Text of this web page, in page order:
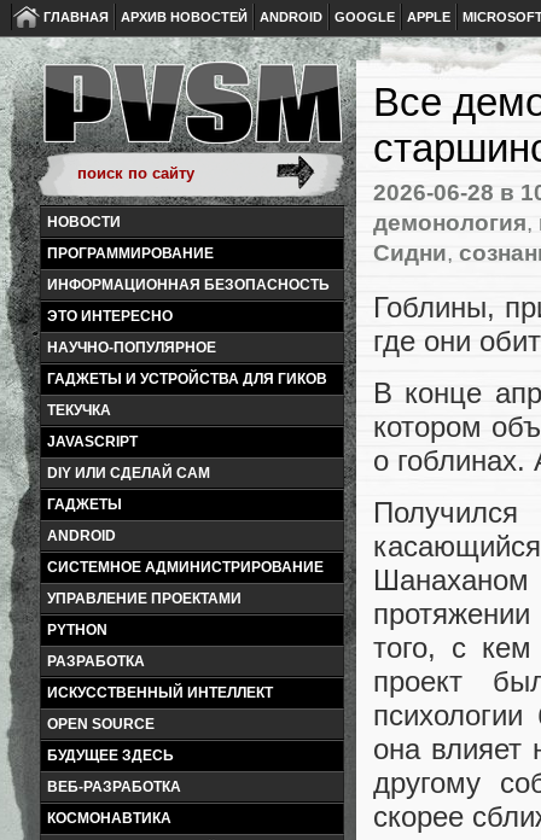
ГЛАВНАЯ АРХИВ НОВОСТЕЙ ANDROID GOOGLE APPLE
НОВОСТИ
ПРОГРАММИРОВАНИЕ
ИНФОРМАЦИОННАЯ БЕЗОПАСНОСТЬ
ЭТО ИНТЕРЕСНО
НАУЧНО-ПОПУЛЯРНОЕ
ГАДЖЕТЫ И УСТРОЙСТВА ДЛЯ ГИКОВ
ТЕКУЧКА
JAVASCRIPT
DIY ИЛИ СДЕЛАЙ САМ
ГАДЖЕТЫ
ANDROID
СИСТЕМНОЕ АДМИНИСТРИРОВАНИЕ
УПРАВЛЕНИЕ ПРОЕКТАМИ
PYTHON
РАЗРАБОТКА
ИСКУССТВЕННЫЙ ИНТЕЛЛЕКТ
OPEN SOURCE
БУДУЩЕЕ ЗДЕСЬ
ВЕБ-РАЗРАБОТКА
КОСМОНАВТИКА
Все
2026-06-28 в
демонология,
Сидни,
Гоблины,
где они
В конце
котором
о гоблинах.
того, с
проект
она влияет
другому
скорее